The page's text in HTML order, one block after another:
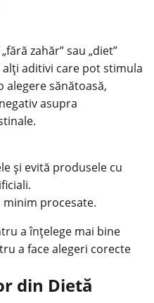
zahăr” sau „diet”
aditivi care pot stimula
alegere sănătoasă,
asupra
și evită produsele cu
procesate.
a înțelege mai bine
a face alegeri corecte
din Dietă